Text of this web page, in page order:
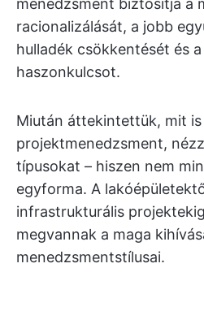
menedzsment biztosítja a
racionalizálását, a jobb
hulladék csökkentését és
haszonkulcsot.
Miután áttekintettük, mit
projektmenedzsment,
típusokat – hiszen nem
egyforma. A
infrastrukturális
megvannak a maga
menedzsmentstílusai.